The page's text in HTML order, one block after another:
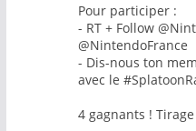
Pour participer :
- RT + Follow
@NintendoFrance
- Dis-nous ton
avec le
4 gagnants !